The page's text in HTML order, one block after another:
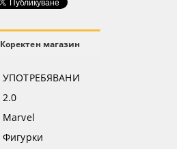
Коректен магазин
УПОТРЕБЯВАНИ
2.0
Marvel
Фигурки